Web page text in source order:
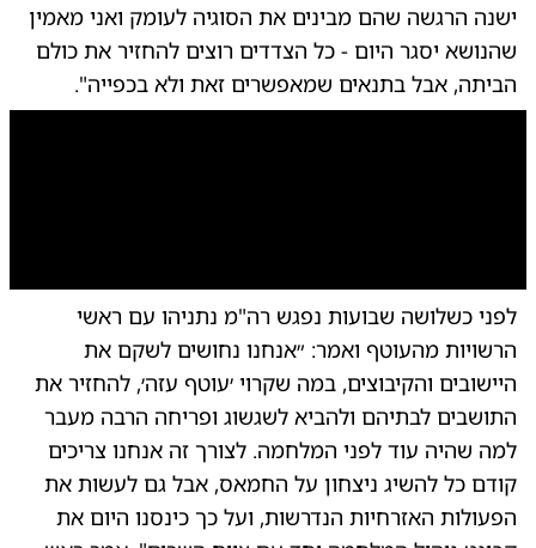
ישנה הרגשה שהם מבינים את הסוגיה לעומק ואני מאמין
שהנושא יסגר היום - כל הצדדים רוצים להחזיר את כולם
הביתה, אבל בתנאים שמאפשרים זאת ולא בכפייה".
לפני כשלושה שבועות נפגש רה"מ נתניהו עם ראשי
הרשויות מהעוטף ואמר: ״אנחנו נחושים לשקם את
היישובים והקיבוצים, במה שקרוי ׳עוטף עזה׳, להחזיר את
התושבים לבתיהם ולהביא לשגשוג ופריחה הרבה מעבר
למה שהיה עוד לפני המלחמה. לצורך זה אנחנו צריכים
קודם כל להשיג ניצחון על החמאס, אבל גם לעשות את
הפעולות האזרחיות הנדרשות, ועל כך כינסנו היום את